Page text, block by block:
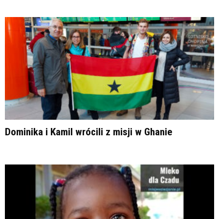
Dominika i Kamil wrócili z misji w Ghanie